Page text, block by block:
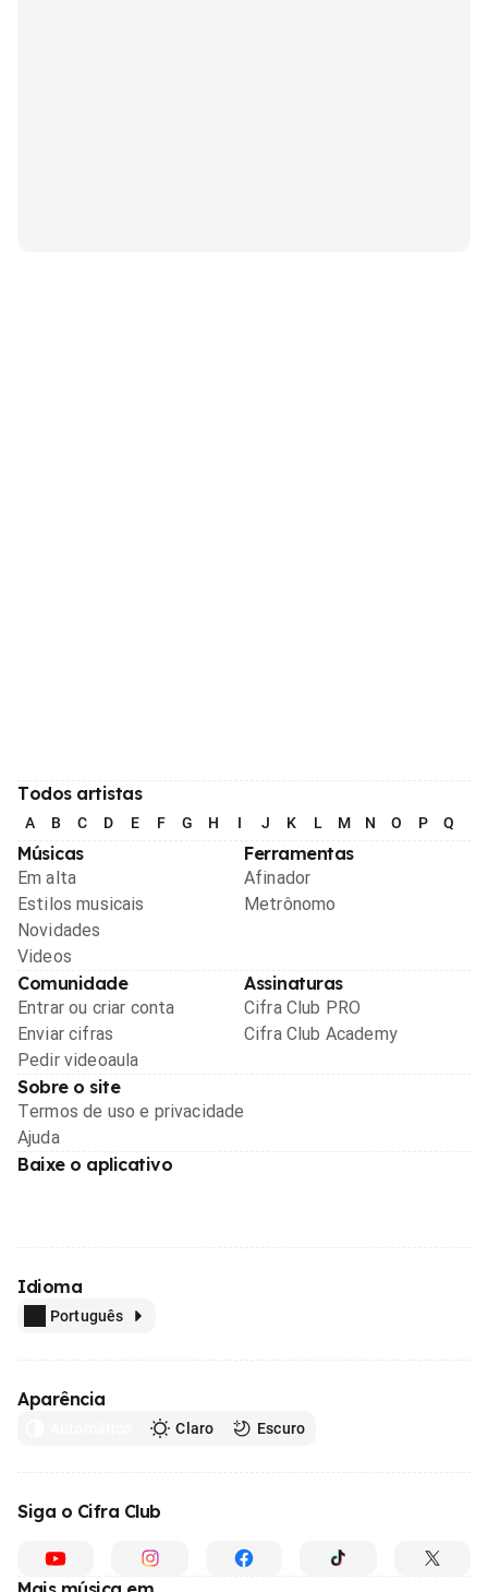
Todos artistas
A B C D E F G H I J K L M N O P Q
Músicas
Em alta
Estilos musicais
Novidades
Videos
Ferramentas
Afinador
Metrônomo
Comunidade
Entrar ou criar conta
Enviar cifras
Pedir videoaula
Assinaturas
Cifra Club PRO
Cifra Club Academy
Sobre o site
Termos de uso e privacidade
Ajuda
Baixe o aplicativo
Idioma
Português
Aparência
Claro Escuro
Siga o Cifra Club